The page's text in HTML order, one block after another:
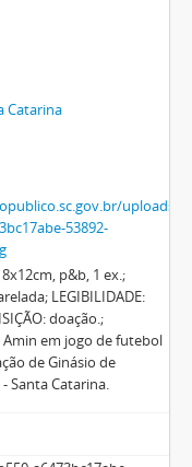
Catarina
uploads/r/
53892-
p&b, 1 ex.;
LEGIBILIDADE:
doação.;
Amin em jogo de futebol
de Ginásio de
Santa Catarina.